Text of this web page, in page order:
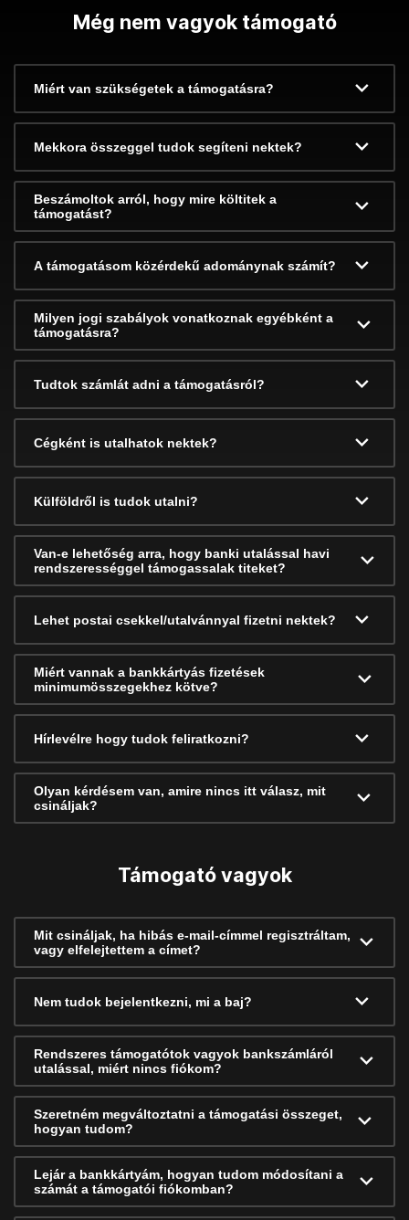
Még nem vagyok támogató
Miért van szükségetek a támogatásra?
Mekkora összeggel tudok segíteni nektek?
Beszámoltok arról, hogy mire költitek a
támogatást?
A támogatásom közérdekű adománynak számít?
Milyen jogi szabályok vonatkoznak egyébként a
támogatásra?
Tudtok számlát adni a támogatásról?
Cégként is utalhatok nektek?
Külföldről is tudok utalni?
Van-e lehetőség arra, hogy banki utalással havi
rendszerességgel támogassalak titeket?
Lehet postai csekkel/utalvánnyal fizetni nektek?
Miért vannak a bankkártyás fizetések
minimumösszegekhez kötve?
Hírlevélre hogy tudok feliratkozni?
Olyan kérdésem van, amire nincs itt válasz, mit
csináljak?
Támogató vagyok
Mit csináljak, ha hibás e-mail-címmel regisztráltam,
vagy elfelejtettem a címet?
Nem tudok bejelentkezni, mi a baj?
Rendszeres támogatótok vagyok bankszámláról
utalással, miért nincs fiókom?
Szeretném megváltoztatni a támogatási összeget,
hogyan tudom?
Lejár a bankkártyám, hogyan tudom módosítani a
számát a támogatói fiókomban?